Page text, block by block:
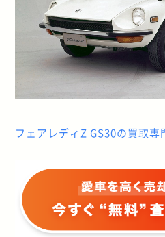
フェアレディZ GS30の買取専